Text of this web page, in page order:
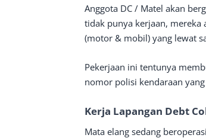
Anggota DC / Matel akan
tidak punya kerjaan, mereka
(motor & mobil) yang lewat
Pekerjaan ini tentunya
nomor polisi kendaraan
Kerja Lapangan Debt
Mata elang sedang